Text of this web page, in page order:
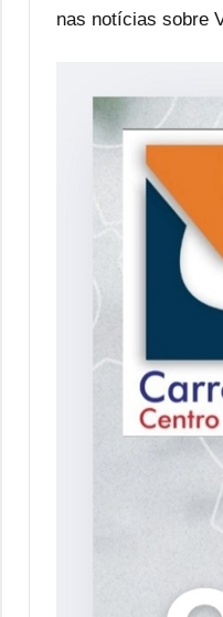
nas notícias sobre